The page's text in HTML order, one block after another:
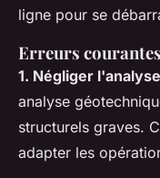
ligne pour se
Erreurs
1. Négliger
analyse
structurels graves.
adapter les